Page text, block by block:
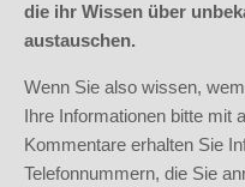
die ihr Wissen über
austauschen.
Wenn Sie also wissen,
Ihre Informationen bitte mit
Kommentare erhalten Sie
Telefonnummern, die Sie